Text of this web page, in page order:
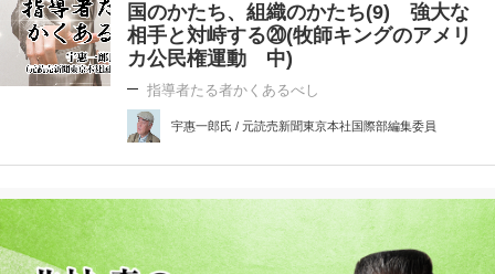
国のかたち、組織のかたち(9) 強大な
相手と対峙する⑳(牧師キングのアメリ
カ公民権運動 中)
指導者たる者かくあるべし
宇惠一郎氏 / 元読売新聞東京本社国際部編集委員